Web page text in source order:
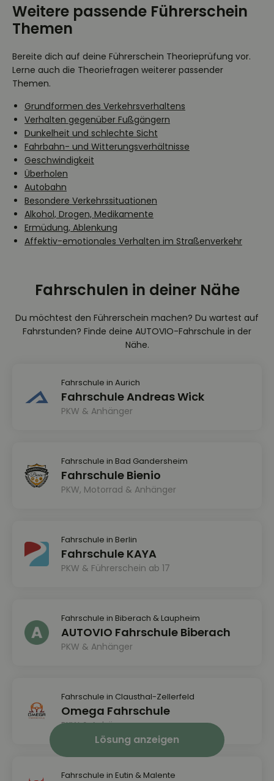
Lösung anzeigen
Weitere passende Führerschein
Themen
Bereite dich auf deine Führerschein Theorieprüfung vor.
Lerne auch die Theoriefragen weiterer passender
Themen.
Grundformen des Verkehrsverhaltens
Verhalten gegenüber Fußgängern
Dunkelheit und schlechte Sicht
Fahrbahn- und Witterungsverhältnisse
Geschwindigkeit
Überholen
Autobahn
Besondere Verkehrssituationen
Alkohol, Drogen, Medikamente
Ermüdung, Ablenkung
Affektiv-emotionales Verhalten im Straßenverkehr
Fahrschulen in deiner Nähe
Du möchtest den Führerschein machen? Du wartest auf
Fahrstunden? Finde deine AUTOVIO-Fahrschule in der
Nähe.
Fahrschule in Aurich
Fahrschule Andreas Wick
PKW & Anhänger
Fahrschule in Bad Gandersheim
Fahrschule Bienio
PKW, Motorrad & Anhänger
Fahrschule in Berlin
Fahrschule KAYA
PKW & Führerschein ab 17
Fahrschule in Biberach & Laupheim
AUTOVIO Fahrschule Biberach
PKW & Anhänger
Fahrschule in Clausthal-Zellerfeld
Omega Fahrschule
PKW & Anhänger
Fahrschule in Eutin & Malente